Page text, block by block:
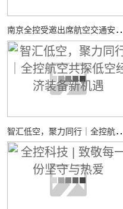
京全控受邀出席航空
汇低空，聚力同行｜全控航